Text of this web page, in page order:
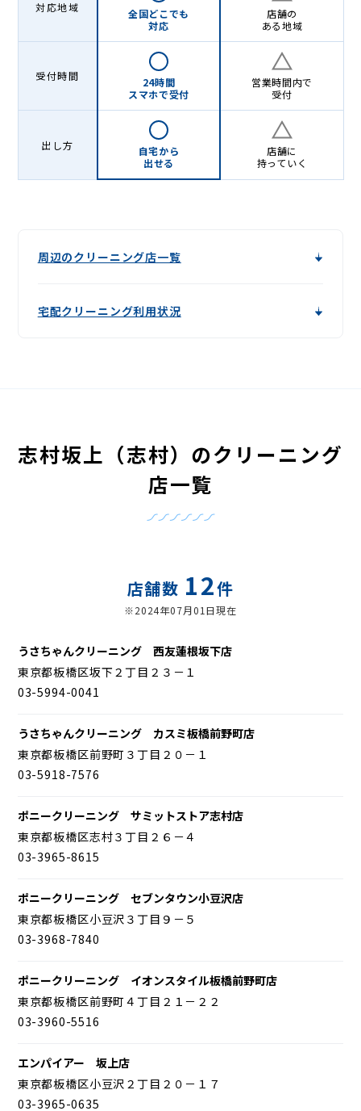
対応地域
全国どこでも
対応
店舗の
ある地域
受付時間
24時間
スマホで受付
営業時間内で
受付
出し方
自宅から
出せる
店舗に
持っていく
周辺のクリーニング店一覧
宅配クリーニング利用状況
志村坂上（志村）のクリーニング
店一覧
店舗数 12件
※2024年07月01日現在
うさちゃんクリーニング 西友蓮根坂下店
東京都板橋区坂下２丁目２３－１
03-5994-0041
うさちゃんクリーニング カスミ板橋前野町店
東京都板橋区前野町３丁目２０－１
03-5918-7576
ポニークリーニング サミットストア志村店
東京都板橋区志村３丁目２６－４
03-3965-8615
ポニークリーニング セブンタウン小豆沢店
東京都板橋区小豆沢３丁目９－５
03-3968-7840
ポニークリーニング イオンスタイル板橋前野町店
東京都板橋区前野町４丁目２１－２２
03-3960-5516
エンパイアー 坂上店
東京都板橋区小豆沢２丁目２０－１７
03-3965-0635